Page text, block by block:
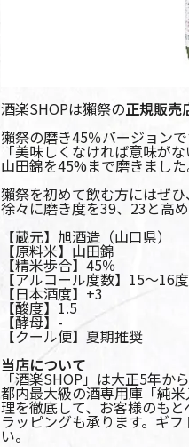
酒楽SHOPは獺祭の正規販売
獺祭の磨き45％バージョンで
「美味しくなければ意味がな
山田錦を45%まで磨きまし
獺祭を初めて飲む方にはぜ
徐々に磨き度を39、23と高
【蔵元】旭酒造（山口県）
【原料米】山田錦
【精米歩合】45％
【アルコール度数】15～16度
【日本酒度】+3
【酸度】1.5
【酵母】-
【クール便】夏期推奨
当店について
「酒楽SHOP」は大正5年か
都内最大級の酒専用庫「純
理を徹底して、お客様のもと
ラッピングも承ります。ギ
い。